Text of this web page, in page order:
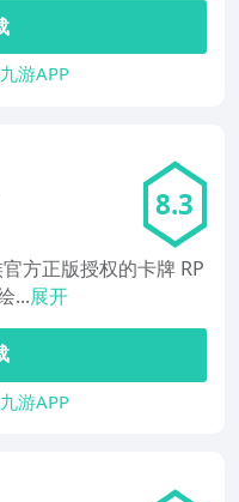
游APP
8.3
方正版授权的卡牌 RP
...展开
游APP